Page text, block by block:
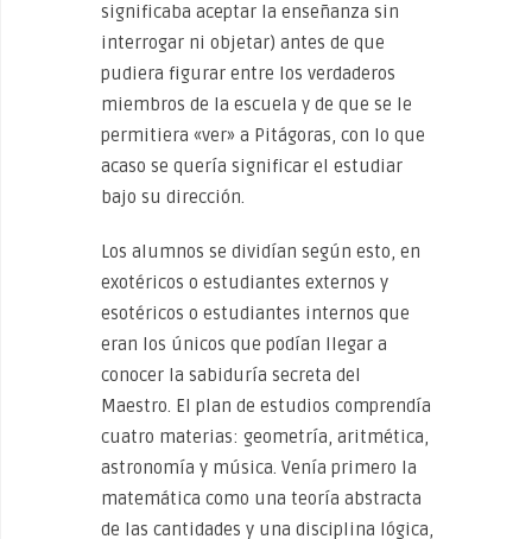
significaba aceptar la enseñanza sin
interrogar ni objetar) antes de que
pudiera figurar entre los verdaderos
miembros de la escuela y de que se le
permitiera «ver» a Pitágoras, con lo que
acaso se quería significar el estudiar
bajo su dirección.
Los alumnos se dividían según esto, en
exotéricos o estudiantes externos y
esotéricos o estudiantes internos que
eran los únicos que podían llegar a
conocer la sabiduría secreta del
Maestro. El plan de estudios comprendía
cuatro materias: geometría, aritmética,
astronomía y música. Venía primero la
matemática como una teoría abstracta
de las cantidades y una disciplina lógica,